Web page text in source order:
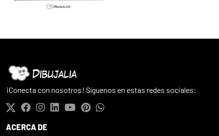
¡Conecta con nosotros! Síguenos en estas redes sociales:
ACERCA DE